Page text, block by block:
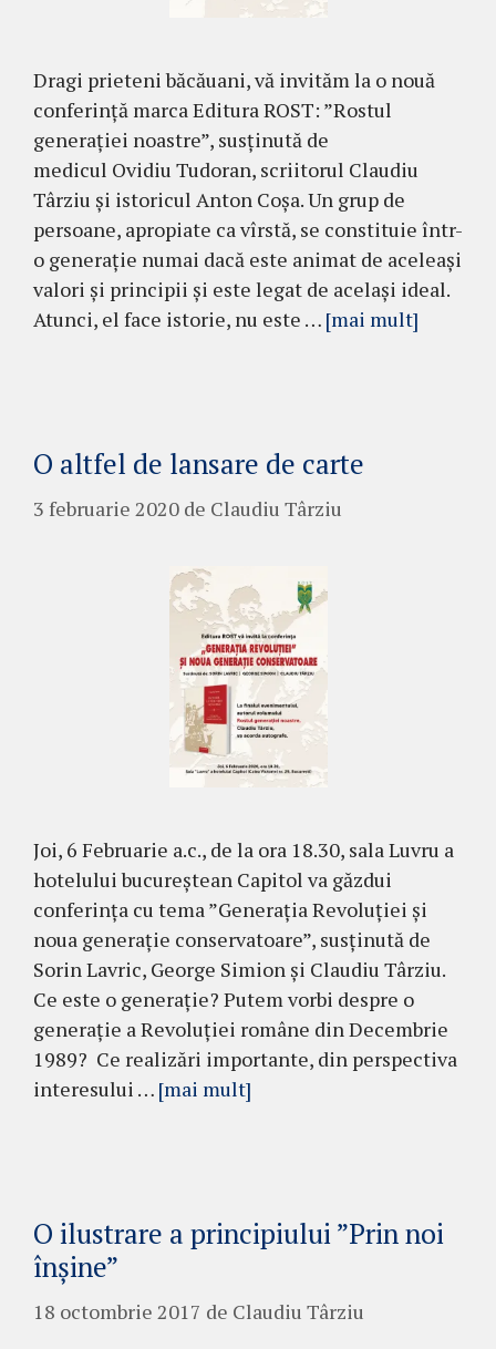
Dragi prieteni băcăuani, vă invităm la o nouă
conferință marca Editura ROST: ”Rostul
generației noastre”, susținută de
medicul Ovidiu Tudoran, scriitorul Claudiu
Târziu și istoricul Anton Coșa. Un grup de
persoane, apropiate ca vîrstă, se constituie într-
o generație numai dacă este animat de aceleași
valori și principii și este legat de același ideal.
Atunci, el face istorie, nu este … [mai mult]
O altfel de lansare de carte
3 februarie 2020 de Claudiu Târziu
Joi, 6 Februarie a.c., de la ora 18.30, sala Luvru a
hotelului bucureștean Capitol va găzdui
conferința cu tema ”Generația Revoluției și
noua generație conservatoare”, susținută de
Sorin Lavric, George Simion și Claudiu Târziu.
Ce este o generație? Putem vorbi despre o
generație a Revoluției române din Decembrie
1989? Ce realizări importante, din perspectiva
interesului … [mai mult]
O ilustrare a principiului ”Prin noi
înșine”
18 octombrie 2017 de Claudiu Târziu